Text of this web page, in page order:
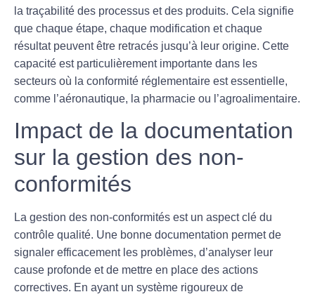
la traçabilité des processus et des produits. Cela signifie
que chaque étape, chaque modification et chaque
résultat peuvent être retracés jusqu’à leur origine. Cette
capacité est particulièrement importante dans les
secteurs où la conformité réglementaire est essentielle,
comme l’aéronautique, la pharmacie ou l’agroalimentaire.
Impact de la documentation
sur la gestion des non-
conformités
La gestion des non-conformités est un aspect clé du
contrôle qualité. Une bonne documentation permet de
signaler efficacement les problèmes, d’analyser leur
cause profonde et de mettre en place des actions
correctives. En ayant un système rigoureux de